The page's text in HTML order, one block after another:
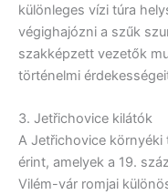
különleges vízi túra
végighajózni a szűk
szakképzett vezetők
történelmi
3. Jetřichovice kilátók
A Jetřichovice
érint, amelyek a 19.
Vilém-vár romjai